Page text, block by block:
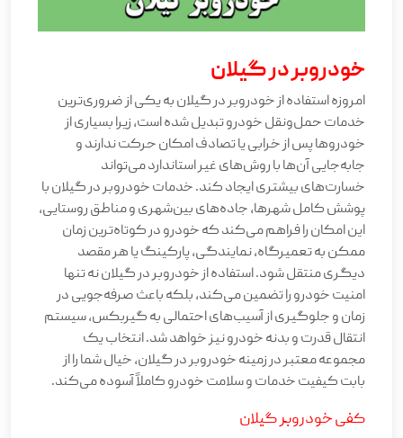
خودروبر در گیلان
امروزه استفاده از خودروبر در گیلان به یکی از ضروری‌ترین
خدمات حمل‌ونقل خودرو تبدیل شده است، زیرا بسیاری از
خودروها پس از خرابی یا تصادف امکان حرکت ندارند و
جابه‌جایی آن‌ها با روش‌های غیر استاندارد می‌تواند
خسارت‌های بیشتری ایجاد کند. خدمات خودروبر در گیلان با
پوشش کامل شهرها، جاده‌های بین‌شهری و مناطق روستایی،
این امکان را فراهم می‌کند که خودرو در کوتاه‌ترین زمان
ممکن به تعمیرگاه، نمایندگی، پارکینگ یا هر مقصد
دیگری منتقل شود. استفاده از خودروبر در گیلان نه تنها
امنیت خودرو را تضمین می‌کند، بلکه باعث صرفه‌جویی در
زمان و جلوگیری از آسیب‌های احتمالی به گیربکس، سیستم
انتقال قدرت و بدنه خودرو نیز خواهد شد. انتخاب یک
مجموعه معتبر در زمینه خودروبر در گیلان، خیال شما را از
بابت کیفیت خدمات و سلامت خودرو کاملاً آسوده می‌کند.
کفی خودروبر گیلان